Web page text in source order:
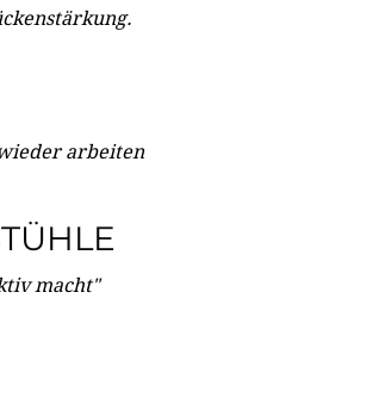
arbeiten
macht"